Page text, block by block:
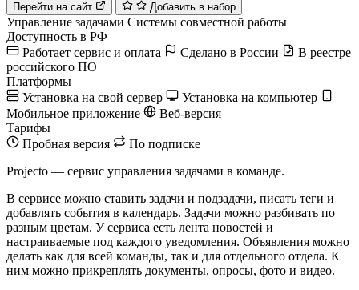
Перейти на сайт Добавить в набор
Управление задачами Системы совместной работы
Доступность в РФ
Работает сервис и оплата
Сделано в России
В реестре
российского ПО
Платформы
Установка на свой сервер
Установка на компьютер
Мобильное приложение
Веб-версия
Тарифы
Пробная версия
По подписке
Projecto — сервис управления задачами в команде.
В сервисе можно ставить задачи и подзадачи, писать теги и
добавлять события в календарь. Задачи можно разбивать по
разным цветам. У сервиса есть лента новостей и
настраиваемые под каждого уведомления. Объявления можно
делать как для всей команды, так и для отдельного отдела. К
ним можно прикреплять документы, опросы, фото и видео.